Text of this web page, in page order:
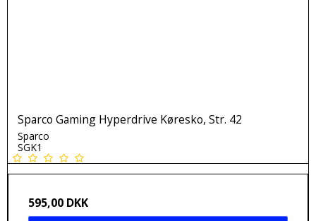
Sparco Gaming Hyperdrive Køresko, Str. 42
Sparco
SGK1
595,00 DKK